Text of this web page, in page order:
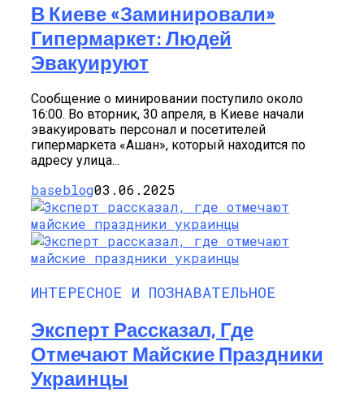
В Киеве «заминировали»
Гипермаркет: Людей
Эвакуируют
Сообщение о минировании поступило около
16:00. Во вторник, 30 апреля, в Киеве начали
эвакуировать персонал и посетителей
гипермаркета «Ашан», который находится по
адресу улица...
baseblog03.06.2025
ИНТЕРЕСНОЕ И ПОЗНАВАТЕЛЬНОЕ
Эксперт Рассказал, Где
Отмечают Майские Праздники
Украинцы